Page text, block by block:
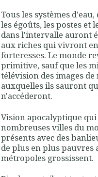
Tous les systèmes
les égoûts, les postes et
dans l'intervalle auront
aux riches qui vivront
forteresses. Le monde
primitive, sauf que les
télévision des images
auxquelles ils sauront
n'accéderont.
Vision apocalyptique
nombreuses villes du
présents avec des
de plus en plus pauvres
métropoles grossissent.